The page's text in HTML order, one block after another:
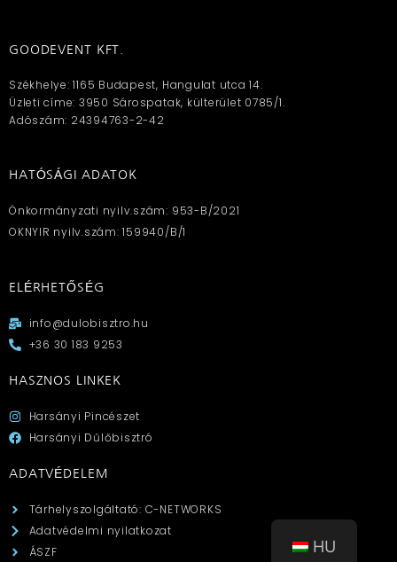
GOODEVENT KFT.
Székhelye: 1165 Budapest, Hangulat utca 14.
Üzleti címe: 3950 Sárospatak, külterület 0785/1.
Adószám: 24394763-2-42
HATÓSÁGI ADATOK
Önkormányzati nyilv.szám: 953-B/2021
OKNYIR nyilv.szám: 159940/B/1
ELÉRHETŐSÉG
info@dulobisztro.hu
+36 30 183 9253
HASZNOS LINKEK
Harsányi Pincészet
Harsányi Dűlőbisztró
ADATVÉDELEM
Tárhelyszolgáltató: C-NETWORKS
Adatvédelmi nyilatkozat
ÁSZF
HU